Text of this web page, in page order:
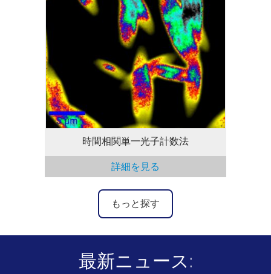
時間相関単一光子計数法
詳細を見る
もっと探す
最新ニュース: